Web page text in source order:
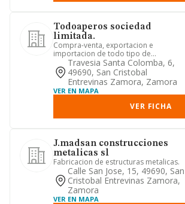
Todoaperos sociedad
limitada.
Compra-venta, exportacion e
importacion de todo tipo de
maquinaria y vehiculos terrestres.
trabajos...
Travesia Santa Colomba, 6,
49690, San Cristobal
Entrevinas Zamora, Zamora
VER EN MAPA
VER FICHA
J.madsan construcciones
metalicas sl
Fabricacion de estructuras metalicas.
Calle San Jose, 15, 49690, San
Cristobal Entrevinas Zamora,
Zamora
VER EN MAPA